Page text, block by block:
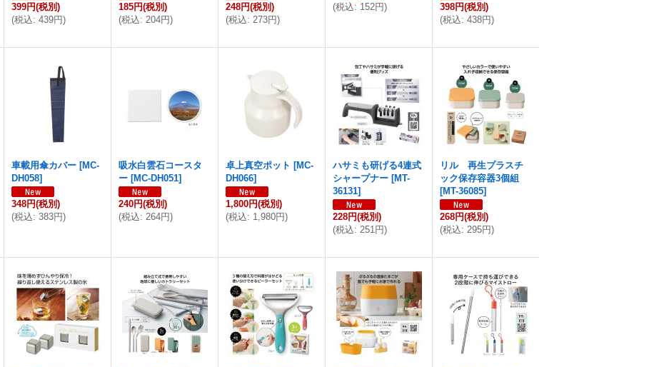
399円(税別)
(税込: 439円)
185円(税別)
(税込: 204円)
248円(税別)
(税込: 273円)
(税込: 152円) 398円(税別)
(税込: 438円)
車載用傘カバー [MC-
DH058]
348円(税別)
(税込: 383円)
吸水白雲石コースタ
ー [MC-DH051]
240円(税別)
(税込: 264円)
卓上真空ポット [MC-
DH066]
1,800円(税別)
(税込: 1,980円)
ハサミも研げる4連式
シャープナー [MT-
36131]
228円(税別)
(税込: 251円)
リル 再生プラスチ
ック保存容器3個組
[MT-36085]
268円(税別)
(税込: 295円)